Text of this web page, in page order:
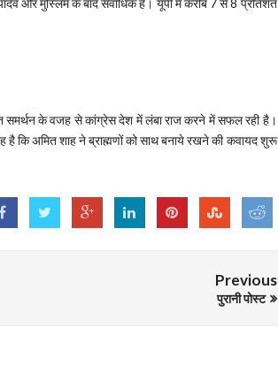
और मुस्लिम के बाद सर्वाधिक है। यूपी में करीब 7 से 8 प्रतिशत
समर्थन के वजह से कांग्रेस देश में लंबा राज करने में सफल रही है।
है कि अमित शाह ने ब्राह्मणों को साथ बनाये रखने की कवायद शुरू
Previous
पुरानी पोस्ट